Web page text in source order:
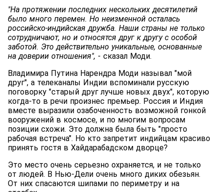
"На протяжении последних нескольких десятилетий
было много перемен. Но неизменной осталась
российско-индийская дружба. Наши страны не только
сотрудничают, но и относятся друг к другу с особой
заботой. Это действительно уникальные, основанные
на доверии отношения", - сказал Моди.
Владимира Путина Нарендра Моди называл "мой
друг", а телеканалы Индии вспоминали русскую
поговорку "старый друг лучше новых двух", которую
когда-то в речи произнес премьер. Россия и Индия
вместе выразили озабоченность возможной гонкой
вооружений в космосе, и по многим вопросам
позиции схожи. Это должна была быть "просто
рабочая встреча". Но кто запретит индийцам красиво
принять гостя в Хайдарабадском дворце?
Это место очень серьезно охраняется, и не только
от людей. В Нью-Дели очень много диких обезьян.
От них спасаются шипами по периметру и на